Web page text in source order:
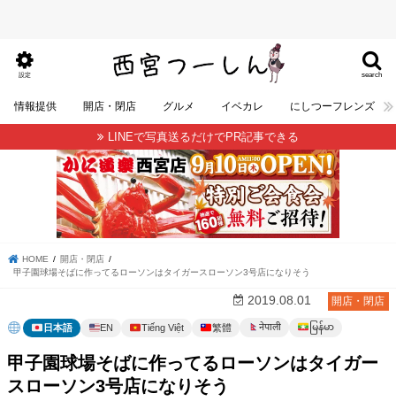
search
設定
情報提供 開店・閉店 グルメ イベカレ にしつーフレンズ
LINEで写真送るだけでPR記事できる
HOME
開店・閉店
甲子園球場そばに作ってるローソンはタイガースローソン3号店になりそう
開店・閉店
2019.08.01
日本語 EN Tiếng Việt 繁體 नेपाली မြန်မာ
甲子園球場そばに作ってるローソンはタイガー
スローソン3号店になりそう